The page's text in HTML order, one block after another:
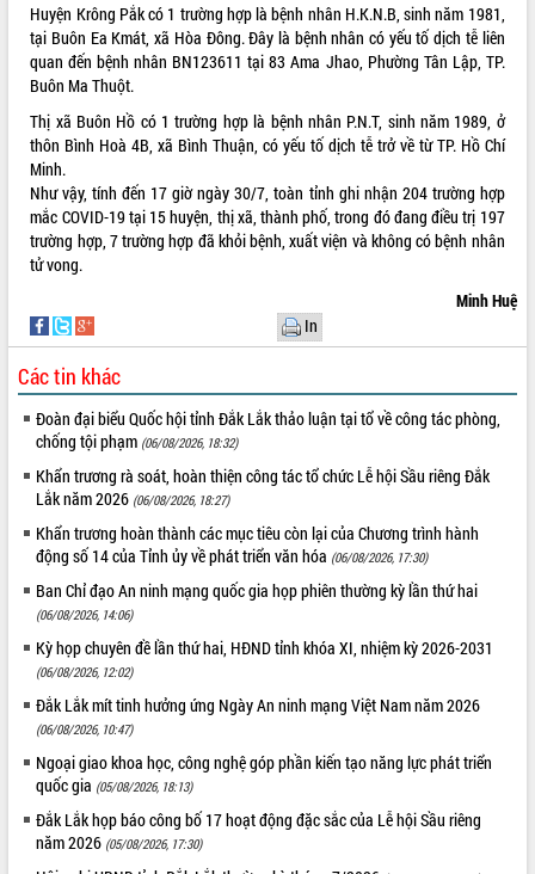
LIÊN KẾT WEB
Hôm nay:
18486
Huyện Krông Pắk có 1 trường hợp là bệnh nhân H.K.N.B, sinh năm 1981,
tại Buôn Ea Kmát, xã Hòa Đông. Đây là bệnh nhân có yếu tố dịch tễ liên
quan đến bệnh nhân BN123611 tại 83 Ama Jhao, Phường Tân Lập, TP.
Buôn Ma Thuột.
Thị xã Buôn Hồ có 1 trường hợp là bệnh nhân P.N.T, sinh năm 1989, ở
thôn Bình Hoà 4B, xã Bình Thuận, có yếu tố dịch tễ trở về từ TP. Hồ Chí
Minh.
Như vậy, tính đến 17 giờ ngày 30/7, toàn tỉnh ghi nhận 204 trường hợp
mắc COVID-19 tại 15 huyện, thị xã, thành phố, trong đó đang điều trị 197
trường hợp, 7 trường hợp đã khỏi bệnh, xuất viện và không có bệnh nhân
tử vong.
Minh Huệ
In
Các tin khác
Đoàn đại biểu Quốc hội tỉnh Đắk Lắk thảo luận tại tổ về công tác phòng,
chống tội phạm (06/08/2026, 18:32)
Khẩn trương rà soát, hoàn thiện công tác tổ chức Lễ hội Sầu riêng Đắk
Lắk năm 2026 (06/08/2026, 18:27)
Khẩn trương hoàn thành các mục tiêu còn lại của Chương trình hành
động số 14 của Tỉnh ủy về phát triển văn hóa (06/08/2026, 17:30)
Ban Chỉ đạo An ninh mạng quốc gia họp phiên thường kỳ lần thứ hai
(06/08/2026, 14:06)
Kỳ họp chuyên đề lần thứ hai, HĐND tỉnh khóa XI, nhiệm kỳ 2026-2031
(06/08/2026, 12:02)
Đắk Lắk mít tinh hưởng ứng Ngày An ninh mạng Việt Nam năm 2026
(06/08/2026, 10:47)
Ngoại giao khoa học, công nghệ góp phần kiến tạo năng lực phát triển
quốc gia (05/08/2026, 18:13)
Đắk Lắk họp báo công bố 17 hoạt động đặc sắc của Lễ hội Sầu riêng
năm 2026 (05/08/2026, 17:30)